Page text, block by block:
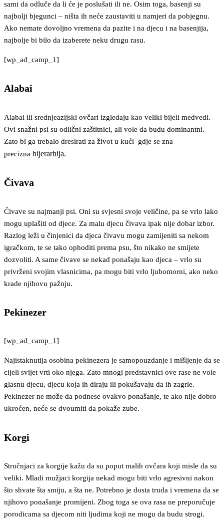
sami da odluče da li će je poslušati ili ne. Osim toga, basenji su
najbolji bjegunci – ništa ih neće zaustaviti u namjeri da pobjegnu.
Ako nemate dovoljno vremena da pazite i na djecu i na basenjija,
najbolje bi bilo da izaberete neku drugu rasu.
[wp_ad_camp_1]
Alabai
Alabai ili srednjeazijski ovčari izgledaju kao veliki bijeli medvedi.
Ovi snažni psi su odlični zaštitnici, ali vole da budu dominantni.
Zato bi ga trebalo dresirati za život u kući gdje se zna
precizna hijerarhija.
Čivava
Čivave su najmanji psi. Oni su svjesni svoje veličine, pa se vrlo lako
mogu uplašiti od djece. Za malu djecu čivava ipak nije dobar izbor.
Razlog leži u činjenici da djeca čivavu mogu zamijeniti sa nekom
igračkom, te se tako ophoditi prema psu, što nikako ne smijete
dozvoliti. A same čivave se nekad ponašaju kao djeca – vrlo su
privrženi svojim vlasnicima, pa mogu biti vrlo ljubomorni, ako neko
krade njihovu pažnju.
Pekinezer
[wp_ad_camp_1]
Najistaknutija osobina pekinezera je samopouzdanje i mišljenje da se
cijeli svijet vrti oko njega. Zato mnogi predstavnici ove rase ne vole
glasnu djecu, djecu koja ih diraju ili pokušavaju da ih zagrle.
Pekinezer ne može da podnese ovakvo ponašanje, te ako nije dobro
ukroćen, neće se dvoumiti da pokaže zube.
Korgi
Stručnjaci za korgije kažu da su poput malih ovčara koji misle da su
veliki. Mladi mužjaci korgija nekad mogu biti vrlo agresivni nakon
što shvate šta smiju, a šta ne. Potrebno je dosta truda i vremena da se
njihovo ponašanje promijeni. Zbog toga se ova rasa ne preporučuje
porodicama sa djecom niti ljudima koji ne mogu da budu strogi.